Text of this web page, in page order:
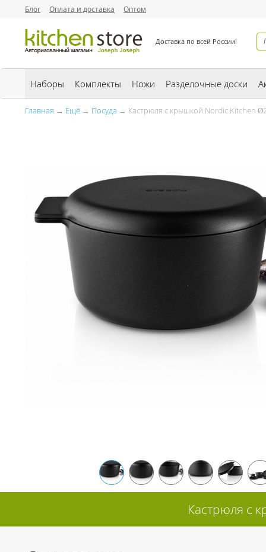
Блог Оплата и доставка Оптом
Доставка по всей России!
Наборы Комплекты Ножи Разделочные доски
Главная → Ещё → Посуда → Кастрюля с крышкой Nordic Kitchen
Кастрюля с